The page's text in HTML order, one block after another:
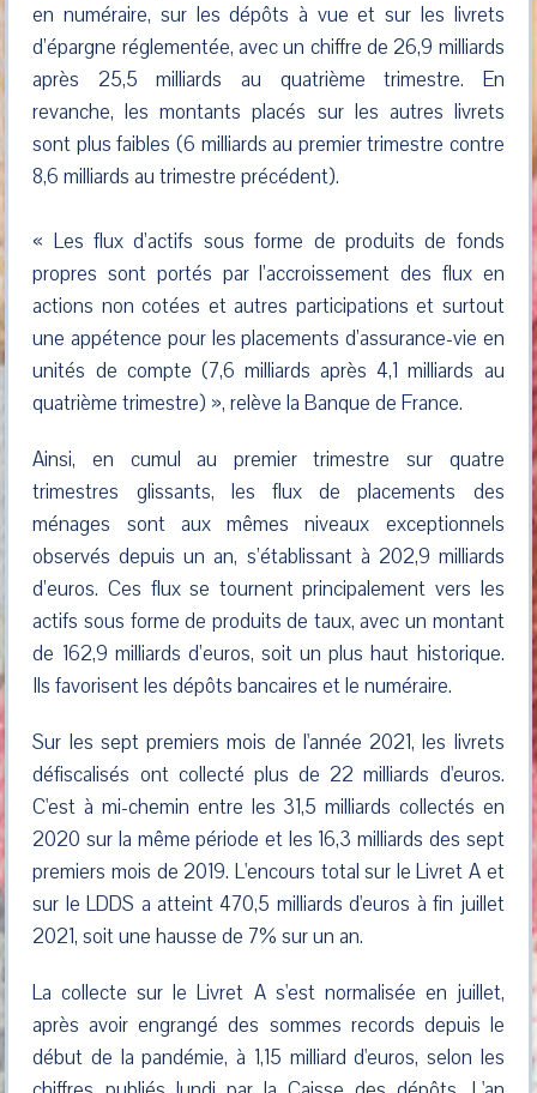
en numéraire, sur les dépôts à vue et sur les livrets
d’épargne réglementée, avec un chiffre de 26,9 milliards
après 25,5 milliards au quatrième trimestre. En
revanche, les montants placés sur les autres livrets
sont plus faibles (6 milliards au premier trimestre contre
8,6 milliards au trimestre précédent).
« Les flux d’actifs sous forme de produits de fonds
propres sont portés par l’accroissement des flux en
actions non cotées et autres participations et surtout
une appétence pour les placements d’assurance-vie en
unités de compte (7,6 milliards après 4,1 milliards au
quatrième trimestre) », relève la Banque de France.
Ainsi, en cumul au premier trimestre sur quatre
trimestres glissants, les flux de placements des
ménages sont aux mêmes niveaux exceptionnels
observés depuis un an, s’établissant à 202,9 milliards
d’euros. Ces flux se tournent principalement vers les
actifs sous forme de produits de taux, avec un montant
de 162,9 milliards d’euros, soit un plus haut historique.
Ils favorisent les dépôts bancaires et le numéraire.
Sur les sept premiers mois de l'année 2021, les livrets
défiscalisés ont collecté plus de 22 milliards d'euros.
C'est à mi-chemin entre les 31,5 milliards collectés en
2020 sur la même période et les 16,3 milliards des sept
premiers mois de 2019. L'encours total sur le Livret A et
sur le LDDS a atteint 470,5 milliards d'euros à fin juillet
2021, soit une hausse de 7% sur un an.
La collecte sur le Livret A s'est normalisée en juillet,
après avoir engrangé des sommes records depuis le
début de la pandémie, à 1,15 milliard d'euros, selon les